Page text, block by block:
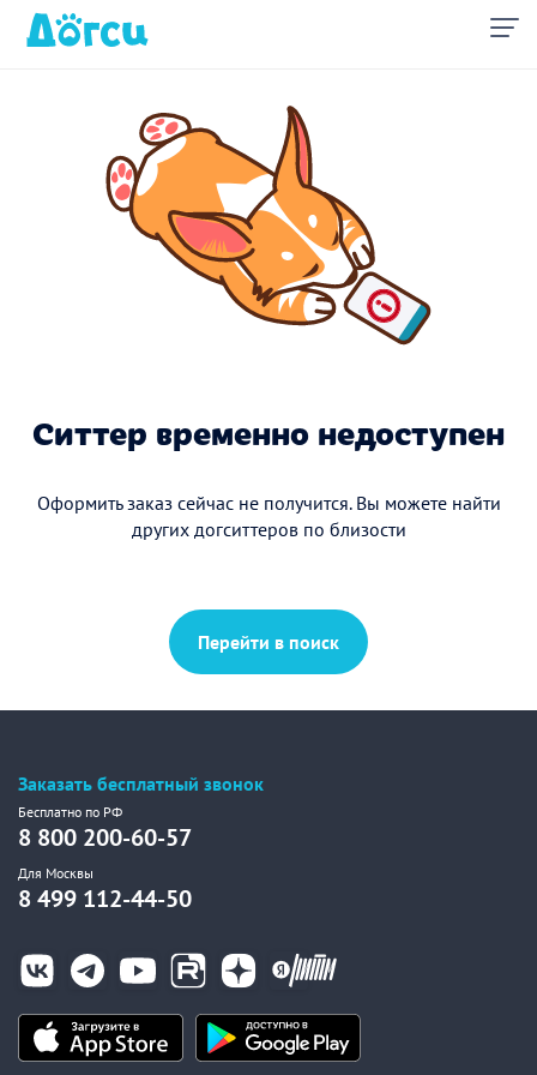
Ситтер временно недоступен
Оформить заказ сейчас не получится. Вы можете найти
других догситтеров по близости
Перейти в поиск
Заказать бесплатный звонок
Бесплатно по РФ
8 800 200-60-57
Для Москвы
8 499 112-44-50